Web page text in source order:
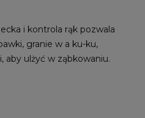
i kontrola rąk pozwala
granie w a ku-ku,
aby ulżyć w ząbkowaniu.